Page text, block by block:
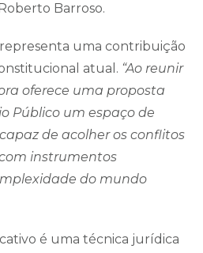
Barroso.
uma contribuição
atual. “Ao reunir
oferece uma proposta
Público um espaço de
de acolher os conflitos
instrumentos
do mundo
é uma técnica jurídica